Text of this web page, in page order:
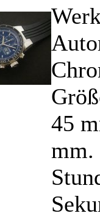
45
mm.